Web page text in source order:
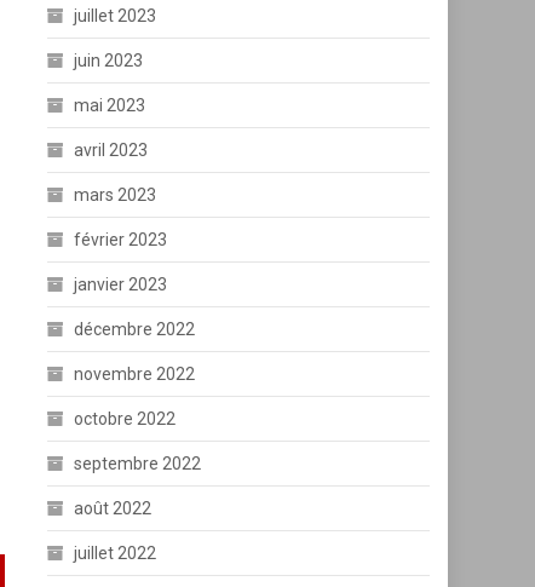
juillet 2023
juin 2023
mai 2023
avril 2023
mars 2023
février 2023
janvier 2023
décembre 2022
novembre 2022
octobre 2022
septembre 2022
août 2022
juillet 2022